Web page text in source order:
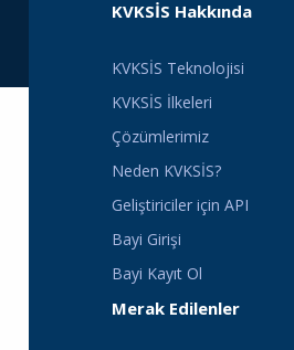
KVKSİS Hakkında
KVKSİS Teknolojisi
KVKSİS İlkeleri
Çözümlerimiz
Neden KVKSİS?
Geliştiriciler için API
Bayi Girişi
Bayi Kayıt Ol
Merak Edilenler